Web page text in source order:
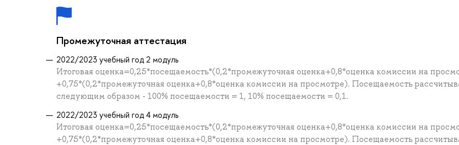
Промежуточная аттестация
2022/2023 учебный год 2 модуль
Итоговая оценка=0,25*посещаемость*(0,2*промежуточная оценка+0,8*оценка комиссии на
+0,75*(0,2*промежуточная оценка+0,8*оценка комиссии на просмотре). Посещаемость
следующим образом - 100% посещаемости = 1, 10% посещаемости = 0,1.
2022/2023 учебный год 4 модуль
Итоговая оценка=0,25*посещаемость*(0,2*промежуточная оценка+0,8*оценка комиссии на
+0,75*(0,2*промежуточная оценка+0,8*оценка комиссии на просмотре). Посещаемость